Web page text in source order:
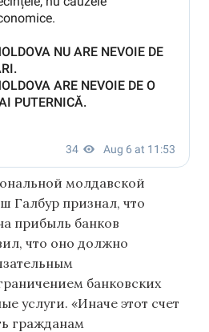
молдавской
Галбур признал, что
прибыль банков
что оно должно
банковских
услуги. «Иначе этот счет
гражданам